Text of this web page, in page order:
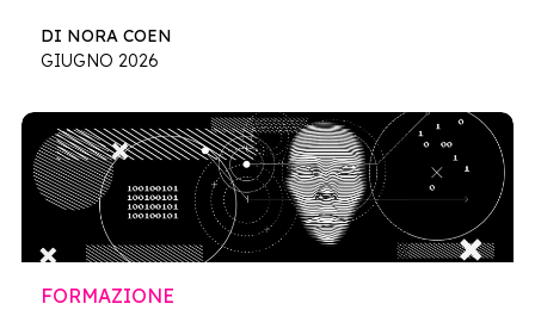
DI NORA COEN
GIUGNO 2026
FORMAZIONE